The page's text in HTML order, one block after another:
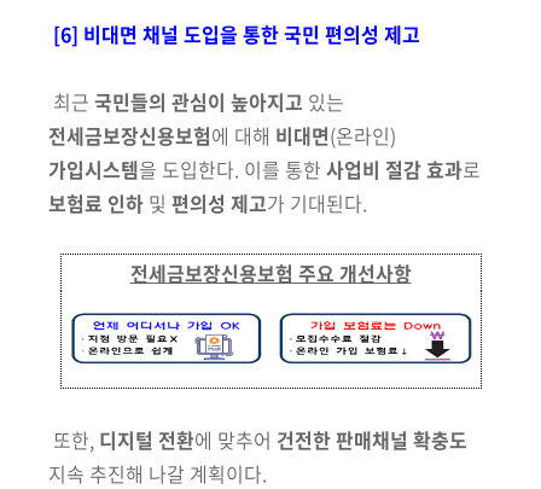
[6] 비대면 채널 도입을 통한 국민 편의성 제고
최근 국민들의 관심이 높아지고 있는
전세금보장신용보험에 대해 비대면(온라인)
가입시스템을 도입한다. 이를 통한 사업비 절감 효과로
보험료 인하 및 편의성 제고가 기대된다.
전세금보장신용보험 주요 개선사항
또한, 디지털 전환에 맞추어 건전한 판매채널 확충도
지속 추진해 나갈 계획이다.